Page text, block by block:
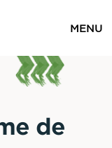
de
MENU